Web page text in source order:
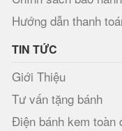
Hướng dẫn thanh
TIN TỨC
Giới Thiệu
Tư vấn tặng bánh
Điện bánh kem toàn